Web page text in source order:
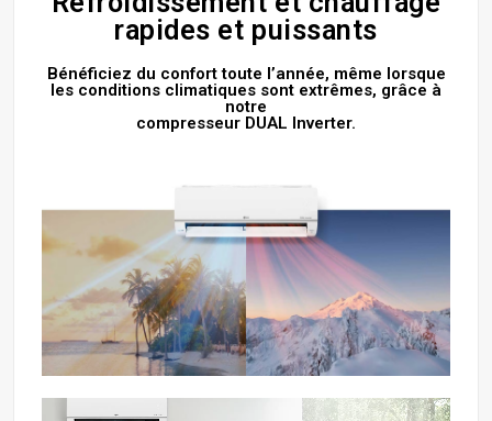
rapides et puissants
Bénéficiez du confort toute l’année, même lorsque
les conditions climatiques sont extrêmes, grâce à
notre
compresseur DUAL Inverter.